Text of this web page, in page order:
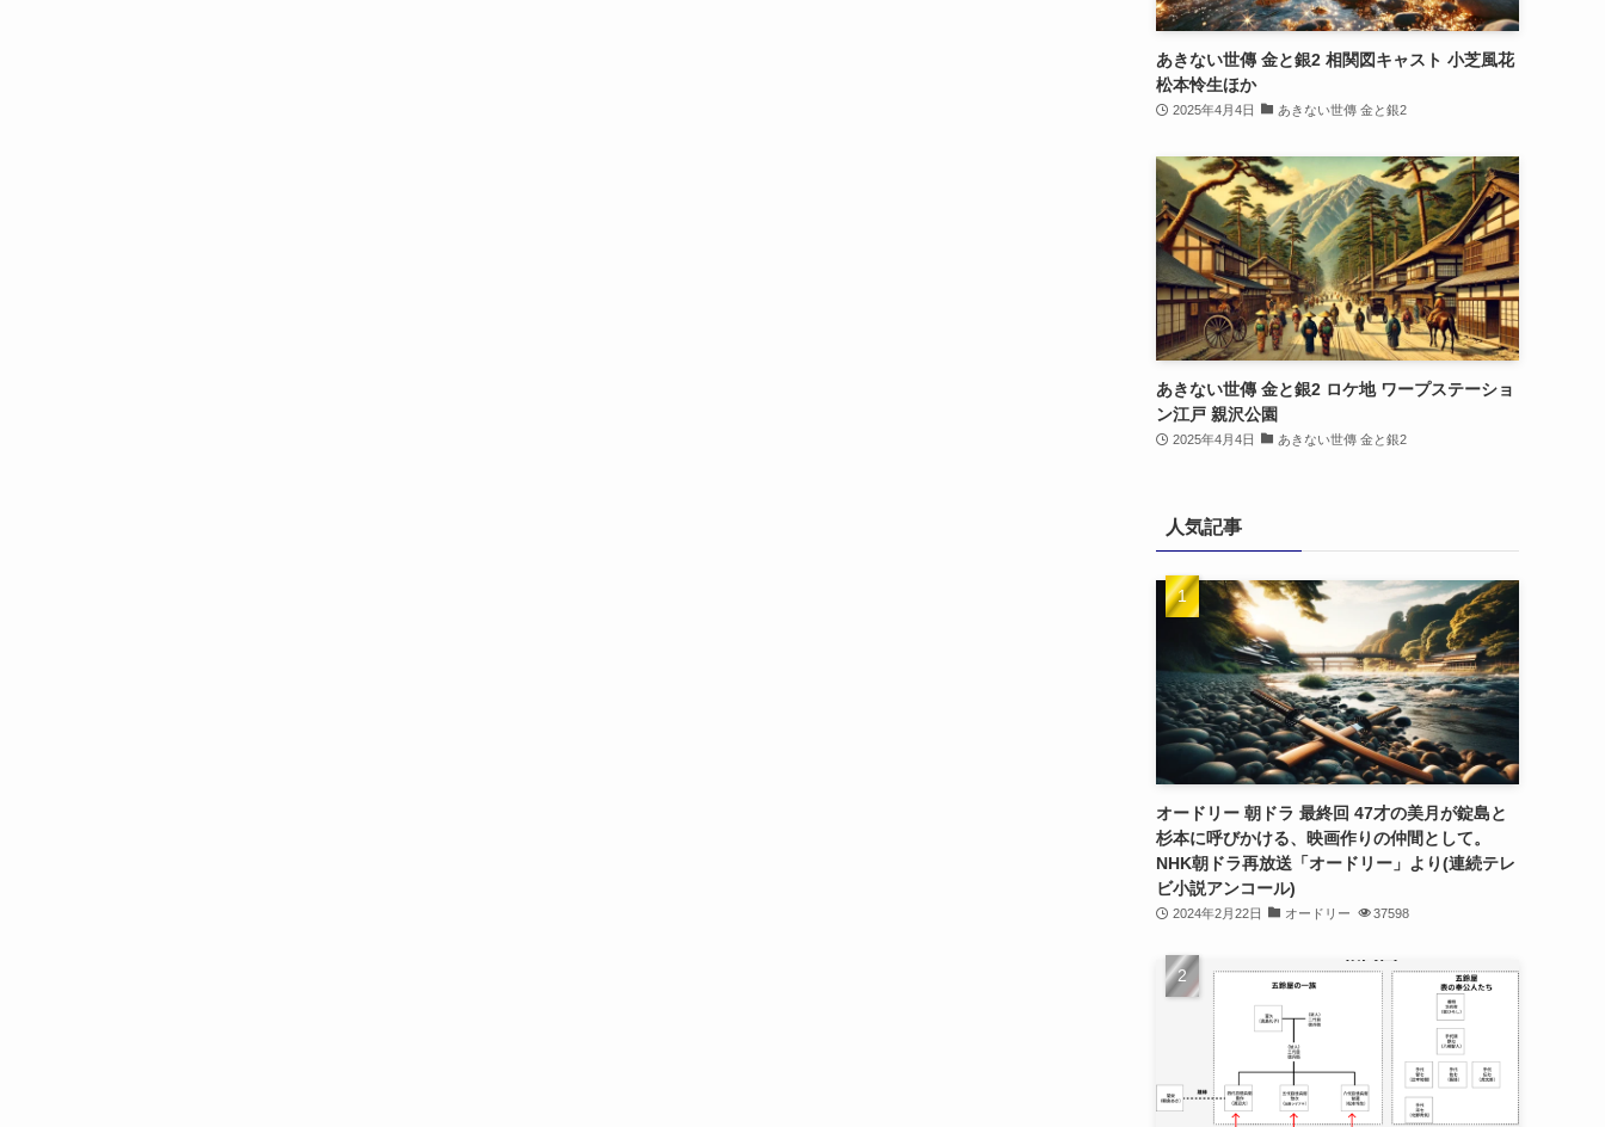
あきない世傳 金と銀2 相関図キャスト 小芝風花
松本怜生ほか
2025年4月4日 あきない世傳 金と銀2
あきない世傳 金と銀2 ロケ地 ワープステーショ
ン江戸 親沢公園
2025年4月4日 あきない世傳 金と銀2
人気記事
オードリー 朝ドラ 最終回 47才の美月が錠島と
杉本に呼びかける、映画作りの仲間として。
NHK朝ドラ再放送「オードリー」より(連続テレ
ビ小説アンコール)
2024年2月22日 オードリー 37598